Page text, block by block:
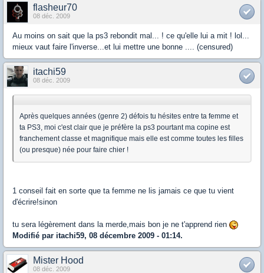
flasheur70
08 déc. 2009
Au moins on sait que la ps3 rebondit mal... ! ce qu'elle lui a mit ! lol...
mieux vaut faire l'inverse...et lui mettre une bonne .... (censured)
itachi59
08 déc. 2009
Après quelques années (genre 2) défois tu hésites entre ta femme et
ta PS3, moi c'est clair que je préfère la ps3 pourtant ma copine est
franchement classe et magnifique mais elle est comme toutes les filles
(ou presque) née pour faire chier !
1 conseil fait en sorte que ta femme ne lis jamais ce que tu vient
d'écrire!sinon
tu sera légèrement dans la merde,mais bon je ne t'apprend rien
Modifié par itachi59, 08 décembre 2009 - 01:14.
Mister Hood
08 déc. 2009